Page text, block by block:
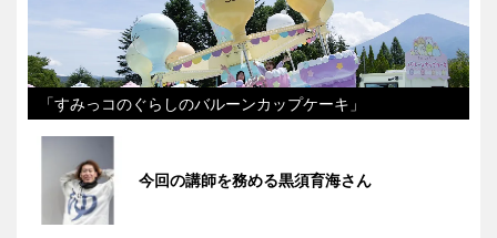
「すみっコのぐらしのバルーンカップケーキ」
今回の講師を務める黒須育海さん